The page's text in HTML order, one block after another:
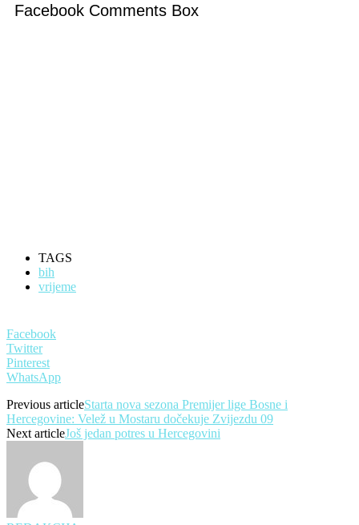
Facebook Comments Box
TAGS
bih
vrijeme
Facebook
Twitter
Pinterest
WhatsApp
Previous articleStarta nova sezona Premijer lige Bosne i
Hercegovine: Velež u Mostaru dočekuje Zvijezdu 09
Next articleJoš jedan potres u Hercegovini